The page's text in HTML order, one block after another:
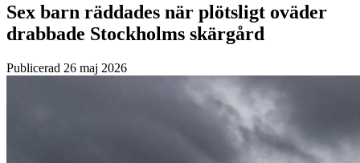
Sex barn räddades när plötsligt oväder
drabbade Stockholms skärgård
Publicerad 26 maj 2026